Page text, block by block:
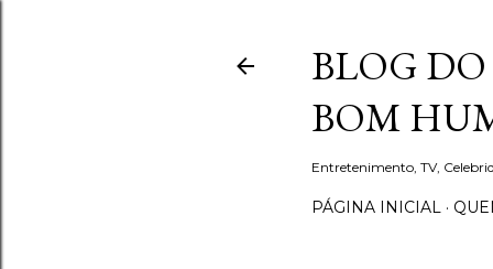
BLOG
BOM
Entretenimento, TV,
PÁGINA INICIAL